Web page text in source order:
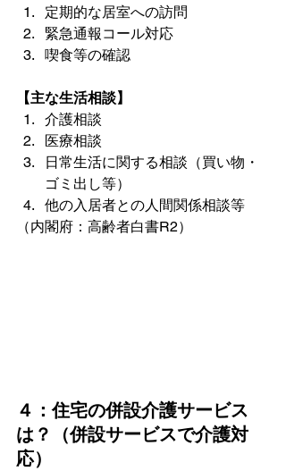
定期的な居室への訪問
緊急通報コール対応
喫食等の確認
【主な生活相談】
介護相談
医療相談
日常生活に関する相談（買い物・
ゴミ出し等）
他の入居者との人間関係相談等
（内閣府：高齢者白書R2）
４：住宅の併設介護サービス
は？（併設サービスで介護対
応）